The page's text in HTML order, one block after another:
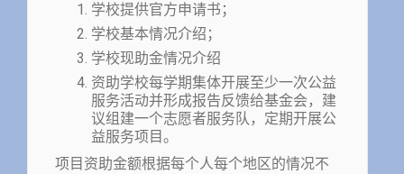
学校提供官方申请书；
学校基本情况介绍；
学校现助金情况介绍
资助学校每学期集体开展至少一次公益
服务活动并形成报告反馈给基金会，建
议组建一个志愿者服务队，定期开展公
益服务项目。
项目资助金额根据每个人每个地区的情况不